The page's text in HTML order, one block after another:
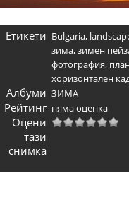
Етикети Bulgaria,
зима,зимен
фотография,
хоризонтален
Албуми ЗИМА
Рейтинг няма оценка
Оцени
тази
снимка